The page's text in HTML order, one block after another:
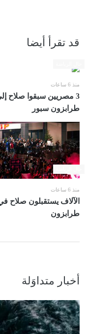
قد تقرأ أيضا
منذ 6 ساعات
3 مصريين سبقوا صلاح
طرابزون سبور
منذ 6 ساعات
الآلاف يستقبلون صلاح
طرابزون
أخبار متداوَلة